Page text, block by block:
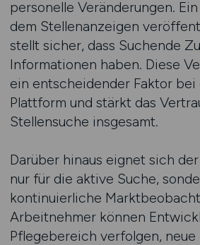
personelle Veränderungen.
dem Stellenanzeigen
stellt sicher, dass Suchende
Informationen haben. Diese
ein entscheidender Faktor bei
Plattform und stärkt das
Stellensuche insgesamt.
Darüber hinaus eignet sich
nur für die aktive Suche,
kontinuierliche
Arbeitnehmer können
Pflegebereich verfolgen,